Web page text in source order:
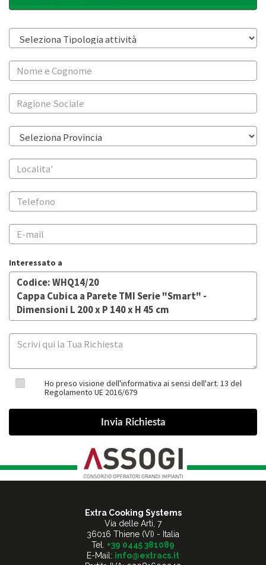
Interessato a
Ho preso visione dell'informativa ai sensi dell'art. 13 del
Regolamento UE 2016/679
Extra Cooking Systems
Via delle Arti, 7
36016 Thiene (VI) - Italia
Tel. +39 0445 381089
E-Mail: info@extracs.it